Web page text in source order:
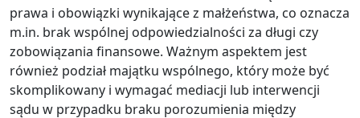
prawa i obowiązki wynikające z małżeństwa, co oznacza
m.in. brak wspólnej odpowiedzialności za długi czy
zobowiązania finansowe. Ważnym aspektem jest
również podział majątku wspólnego, który może być
skomplikowany i wymagać mediacji lub interwencji
sądu w przypadku braku porozumienia między